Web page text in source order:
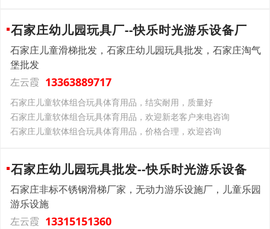
石家庄幼儿园玩具厂--快乐时光游乐设备厂
石家庄儿童滑梯批发，石家庄幼儿园玩具批发，石家庄淘气
堡批发
左云霞 13363889717
石家庄儿童软体组合玩具体育用品，结实耐用，质量好
石家庄儿童软体组合玩具体育用品，欢迎新老客户来电咨询
石家庄儿童软体组合玩具体育用品，价格合理，欢迎咨询
石家庄幼儿园玩具批发--快乐时光游乐设备
石家庄非标不锈钢滑梯厂家，无动力游乐设施厂，儿童乐园
游乐设施
左云霞 13315151360